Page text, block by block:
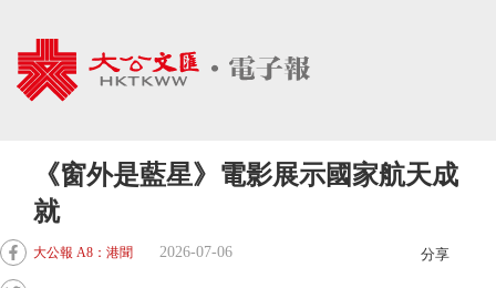
《窗外是藍星》電影展示國家航天成
就
大公報 A8：港聞 2026-07-06 分享